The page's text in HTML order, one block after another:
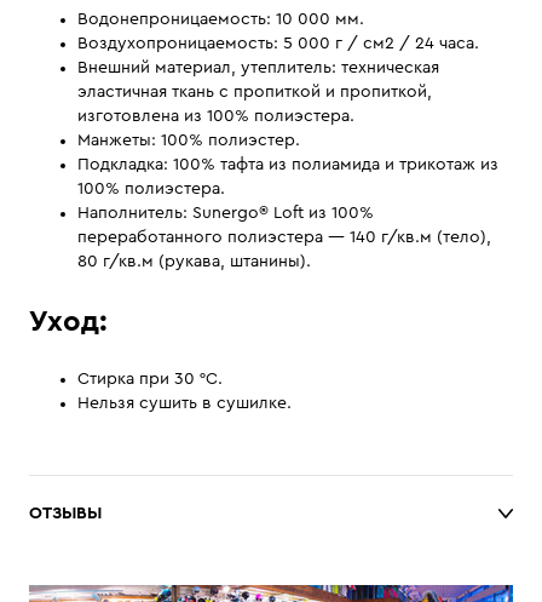
Водонепроницаемость: 10 000 мм.
Воздухопроницаемость: 5 000 г / см2 / 24 часа.
Внешний материал, утеплитель: техническая
эластичная ткань с пропиткой и пропиткой,
изготовлена ​​из 100% полиэстера.
Манжеты: 100% полиэстер.
Подкладка: 100% тафта из полиамида и трикотаж из
100% полиэстера.
Наполнитель: Sunergo® Loft из 100%
переработанного полиэстера — 140 г/кв.м (тело), ​​
80 г/кв.м (рукава, штанины).
Уход:
Стирка при 30 °C.
Нельзя сушить в сушилке.
ОТЗЫВЫ